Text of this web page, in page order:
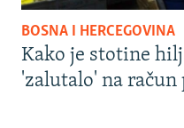
BOSNA I HERCEGOVINA
Kako je stotine
'zalutalo' na račun